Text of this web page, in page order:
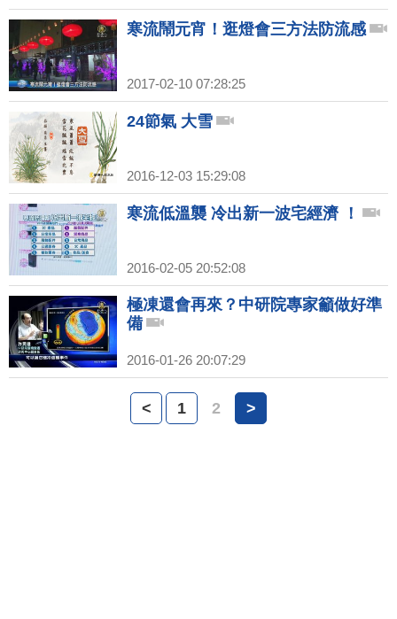
寒流鬧元宵！逛燈會三方法防流感
2017-02-10 07:28:25
24節氣 大雪
2016-12-03 15:29:08
寒流低溫襲 冷出新一波宅經濟 ！
2016-02-05 20:52:08
極凍還會再來？中研院專家籲做好準
備
2016-01-26 20:07:29
< 1 2 >